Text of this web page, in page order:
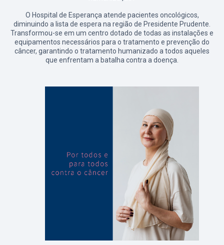
O Hospital de Esperança atende pacientes oncológicos,
diminuindo a lista de espera na região de Presidente Prudente.
Transformou-se em um centro dotado de todas as instalações e
equipamentos necessários para o tratamento e prevenção do
câncer, garantindo o tratamento humanizado a todos aqueles
que enfrentam a batalha contra a doença.